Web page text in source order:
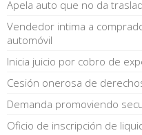
Apela auto que no da
Vendedor intima a
automóvil
Inicia juicio por cobro de
Cesión onerosa de
Demanda promoviendo
Oficio de inscripción de